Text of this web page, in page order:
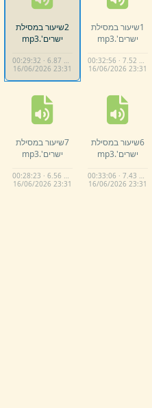
1שיעור במסילת
ישרים'.mp3
00:32:56 · 7.52 MB
16/06/2026 23:31
2שיעור במסילת
ישרים'.mp3
00:29:32 · 6.87 MB
16/06/2026 23:31
6שיעור במסילת
ישרים'.mp3
00:33:06 · 7.43 MB
16/06/2026 23:31
7שיעור במסילת
ישרים'.mp3
00:28:23 · 6.56 MB
16/06/2026 23:31